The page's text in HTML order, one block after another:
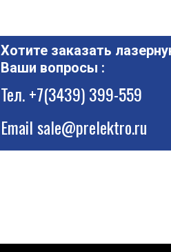
Хотите заказать
Ваши вопросы :
Тел.+7(3439) 399-559
Emailsale@prelektro.ru